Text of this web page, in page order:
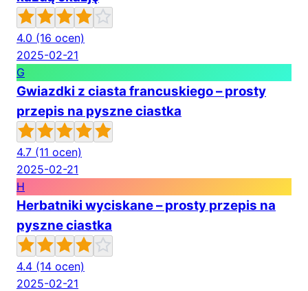
4.0 (16 ocen)
2025-02-21
G
Gwiazdki z ciasta francuskiego – prosty
przepis na pyszne ciastka
4.7 (11 ocen)
2025-02-21
H
Herbatniki wyciskane – prosty przepis na
pyszne ciastka
4.4 (14 ocen)
2025-02-21